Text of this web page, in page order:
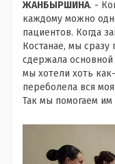
ЖАНБЫРШИНА. -
каждому можно
пациентов. Когда
Костанае, мы сразу
сдержала основной
мы хотели хоть
переболела вся
Так мы помогаем